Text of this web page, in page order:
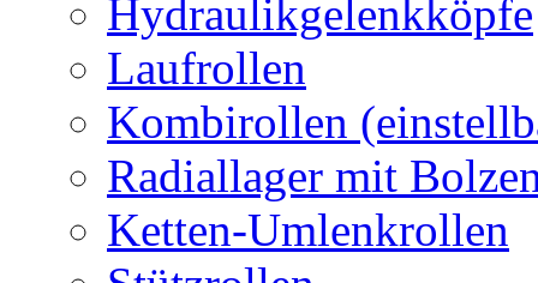
Hydraulikgelenkköpfe
Laufrollen
Kombirollen
Radiallager mit
Ketten-Umlenkrollen